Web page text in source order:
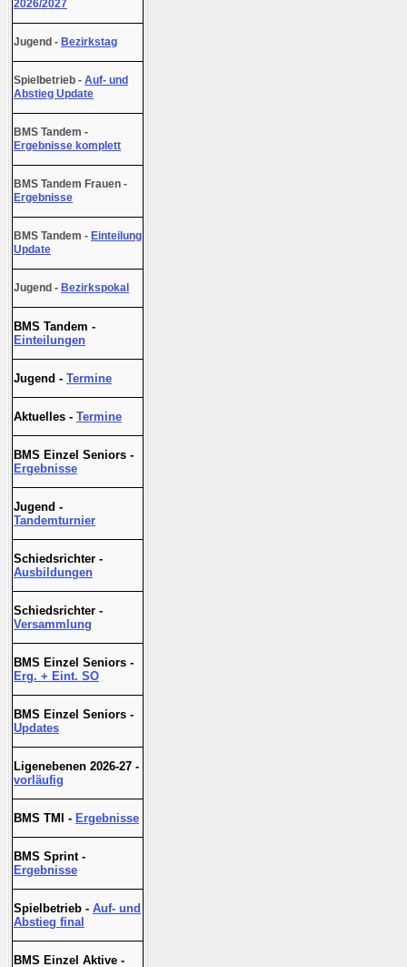
2026/2027
Jugend - Bezirkstag
Spielbetrieb - Auf- und
Abstieg Update
BMS Tandem -
Ergebnisse komplett
BMS Tandem Frauen -
Ergebnisse
BMS Tandem - Einteilung
Update
Jugend - Bezirkspokal
BMS Tandem -
Einteilungen
Jugend - Termine
Aktuelles - Termine
BMS Einzel Seniors -
Ergebnisse
Jugend -
Tandemturnier
Schiedsrichter -
Ausbildungen
Schiedsrichter -
Versammlung
BMS Einzel Seniors -
Erg. + Eint. SO
BMS Einzel Seniors -
Updates
Ligenebenen 2026-27 -
vorläufig
BMS TMI - Ergebnisse
BMS Sprint -
Ergebnisse
Spielbetrieb - Auf- und
Abstieg final
BMS Einzel Aktive -